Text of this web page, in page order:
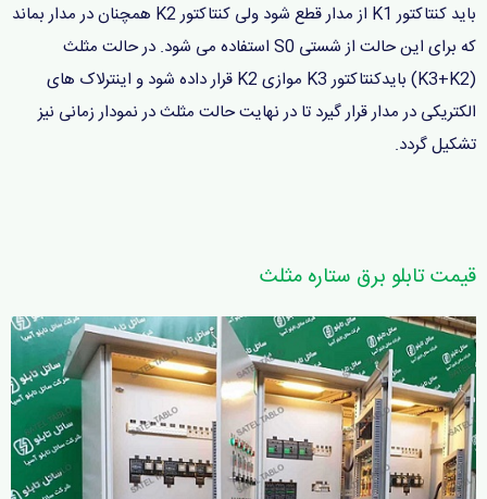
باید کنتاکتور K1 از مدار قطع شود ولی کنتاکتور K2 همچنان در مدار بماند
که برای این حالت از شستی S0 استفاده می شود. در حالت مثلث
(K3+K2) بایدکنتاکتور K3 موازی K2 قرار داده شود و اینترلاک های
الکتریکی در مدار قرار گیرد تا در نهایت حالت مثلث در نمودار زمانی نیز
تشکیل گردد.
قیمت تابلو برق ستاره مثلث